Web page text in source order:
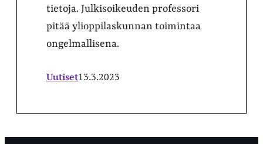
tietoja. Julkisoikeuden professori
pitää ylioppilaskunnan toimintaa
ongelmallisena.
Uutiset13.3.2023